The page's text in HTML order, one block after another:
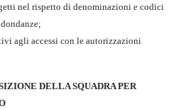
nel rispetto di denominazioni e codici
agli accessi con le autorizzazioni
DELLA SQUADRA PER